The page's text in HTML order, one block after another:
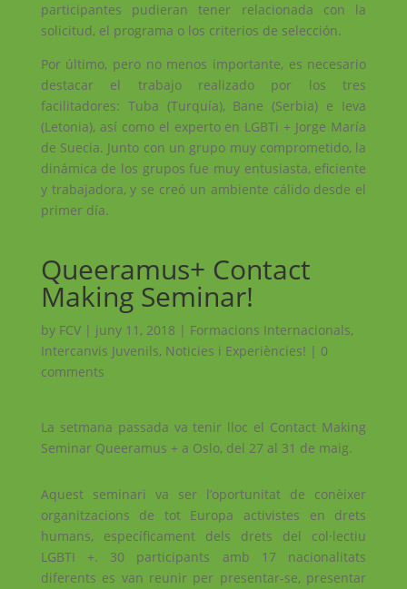
participantes pudieran tener relacionada con la
solicitud, el programa o los criterios de selección.
Por último, pero no menos importante, es necesario
destacar el trabajo realizado por los tres
facilitadores: Tuba (Turquía), Bane (Serbia) e Ieva
(Letonia), así como el experto en LGBTi + Jorge María
de Suecia. Junto con un grupo muy comprometido, la
dinámica de los grupos fue muy entusiasta, eficiente
y trabajadora, y se creó un ambiente cálido desde el
primer día.
Queeramus+ Contact
Making Seminar!
by FCV| juny 11, 2018 | Formacions Internacionals,
Intercanvis Juvenils, Noticies i Experiències! | 0
comments
La setmana passada va tenir lloc el Contact Making
Seminar Queeramus + a Oslo, del 27 al 31 de maig.
Aquest seminari va ser l’oportunitat de conèixer
organitzacions de tot Europa activistes en drets
humans, específicament dels drets del col·lectiu
LGBTI +. 30 participants amb 17 nacionalitats
diferents es van reunir per presentar-se, presentar